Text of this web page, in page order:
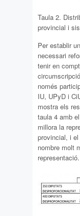
Taula 2.
provincial i
Per establir
necessari
tenir en
només
IU, UPyD i
mostra els
taula 4 amb
millora la
provincial, i
nombre molt
representació.